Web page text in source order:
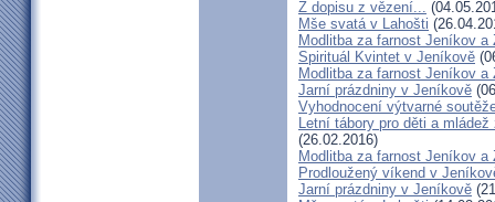
Z dopisu z vězení...
Mše svatá v Lahošti
Modlitba za farnost Jeníkov a
Spirituál Kvintet v Jeníkově
Modlitba za farnost Jeníkov a
Jarní prázdniny v Jeníkově
Vyhodnocení výtvarné
Letní tábory pro děti a
(26.02.2016)
Modlitba za farnost Jeníkov a
Prodloužený víkend v
Jarní prázdniny v Jeníkově